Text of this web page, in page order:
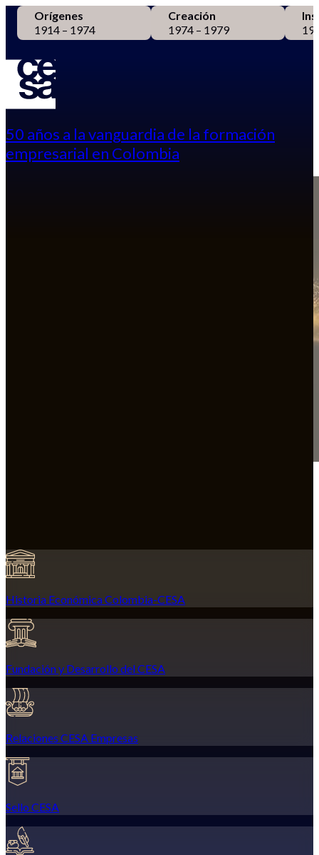
Orígenes
1914 – 1974
Creación
1974 – 1979
50 años a la vanguardia de la formación
empresarial en Colombia
Historia Económica Colombia-CESA
Fundación y Desarrollo del CESA
Relaciones CESA Empresas
Sello CESA